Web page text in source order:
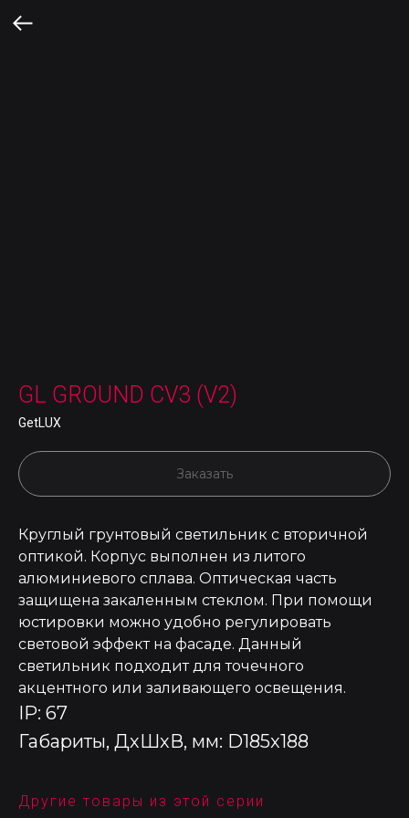
GL GROUND CV3 (V2)
GetLUX
Заказать
Круглый грунтовый светильник с вторичной
оптикой. Корпус выполнен из литого
алюминиевого сплава. Оптическая часть
защищена закаленным стеклом. При помощи
юстировки можно удобно регулировать
световой эффект на фасаде. Данный
светильник подходит для точечного
акцентного или заливающего освещения.
IP: 67
Габариты, ДхШхВ, мм: D185x188
Другие товары из этой серии